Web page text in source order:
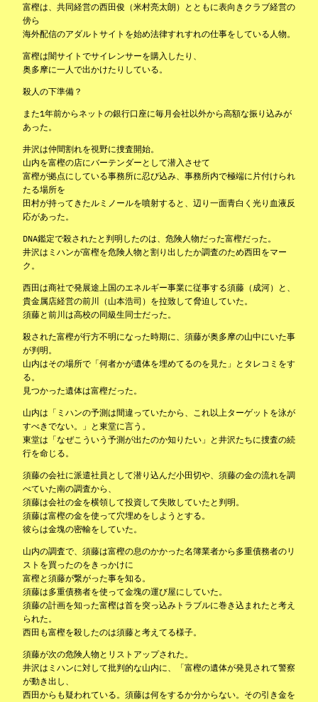
富樫は、共同経営の西田俊（米村亮太朗）とともに表向きクラブ経営の
傍ら
海外配信のアダルトサイトを始め法律すれすれの仕事をしている人物。
富樫は闇サイトでサイレンサーを購入したり、
奥多摩に一人で出かけたりしている。
殺人の下準備？
また1年前からネットの銀行口座に毎月会社以外から高額な振り込みが
あった。
井沢は仲間割れを視野に捜査開始。
山内を富樫の店にバーテンダーとして潜入させて
富樫が拠点にしている事務所に忍び込み、事務所内で極端に片付けられ
たる場所を
田村が持ってきたルミノールを噴射すると、辺り一面青白く光り血液反
応があった。
DNA鑑定で殺されたと判明したのは、危険人物だった富樫だった。
井沢はミハンが富樫を危険人物と割り出したか調査のため西田をマー
ク。
西田は商社で発展途上国のエネルギー事業に従事する須藤（成河）と、
貴金属店経営の前川（山本浩司）を拉致して脅迫していた。
須藤と前川は高校の同級生同士だった。
殺された富樫が行方不明になった時期に、須藤が奥多摩の山中にいた事
が判明。
山内はその場所で「何者かが遺体を埋めてるのを見た」とタレコミをす
る。
見つかった遺体は富樫だった。
山内は「ミハンの予測は間違っていたから、これ以上ターゲットを泳が
すべきでない。」と東堂に言う。
東堂は「なぜこういう予測が出たのか知りたい」と井沢たちに捜査の続
行を命じる。
須藤の会社に派遣社員として潜り込んだ小田切や、須藤の金の流れを調
べていた南の調査から、
須藤は会社の金を横領して投資して失敗していたと判明。
須藤は富樫の金を使って穴埋めをしようとする。
彼らは金塊の密輸をしていた。
山内の調査で、須藤は富樫の息のかかった名簿業者から多重債務者のリ
ストを買ったのをきっかけに
富樫と須藤が繋がった事を知る。
須藤は多重債務者を使って金塊の運び屋にしていた。
須藤の計画を知った富樫は首を突っ込みトラブルに巻き込まれたと考え
られた。
西田も富樫を殺したのは須藤と考えてる様子。
須藤が次の危険人物とリストアップされた。
井沢はミハンに対して批判的な山内に、「富樫の遺体が発見されて警察
が動き出し、
西田からも疑われている。須藤は何をするか分からない。その引き金を